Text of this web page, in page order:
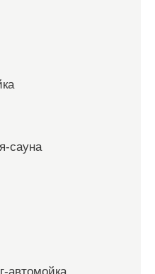
сауна